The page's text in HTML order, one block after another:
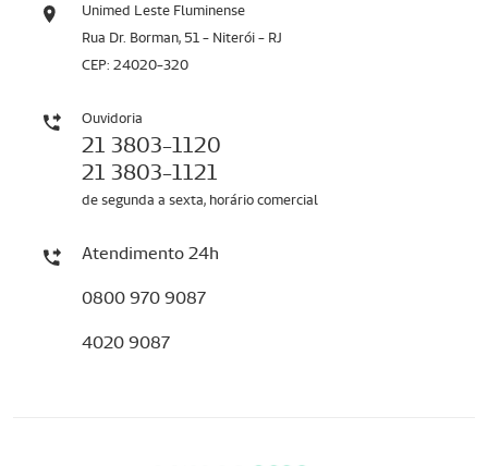
Unimed Leste Fluminense
Rua Dr. Borman, 51 - Niterói - RJ
CEP: 24020-320
Ouvidoria
21 3803-1120
21 3803-1121
de segunda a sexta, horário comercial
Atendimento 24h
0800 970 9087
4020 9087